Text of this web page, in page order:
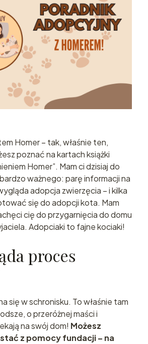
Homer – tak, właśnie ten,
poznać na kartach książki
Homer”. Mam ci dzisiaj do
ważnego: parę informacji na
adopcja zwierzęcia – i kilka
się do adopcji kota. Mam
cię do przygarnięcia do domu
Adopciaki to fajne kociaki!
proces
się w schronisku. To właśnie tam
o przeróżnej maści i
na swój dom! Możesz
z pomocy fundacji – na